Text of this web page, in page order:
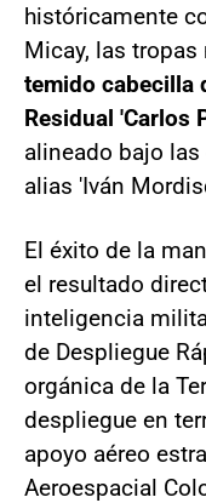
históricamente
Micay, las tropas
temido cabecilla
Residual 'Carlos
alineado bajo
alias 'Iván
El éxito de la
el resultado
inteligencia
de Despliegue
orgánica de la
despliegue en
apoyo aéreo
Aeroespacial